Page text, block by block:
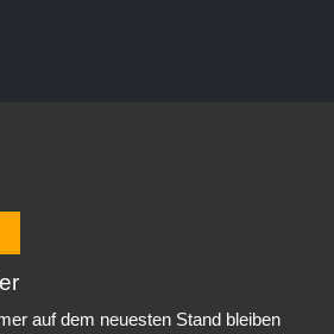
auf dem neuesten Stand bleiben